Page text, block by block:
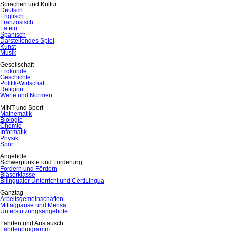
Sprachen und Kultur
Deutsch
Englisch
Französisch
Latein
Spanisch
Darstellendes Spiel
Kunst
Musik
Gesellschaft
Erdkunde
Geschichte
Politik-Wirtschaft
Religion
Werte und Normen
MINT und Sport
Mathematik
Biologie
Chemie
Informatik
Physik
Sport
Angebote
Schwerpunkte und Förderung
Fordern und Fördern
Bläserklasse
Bilingualer Unterricht und CertiLingua
Ganztag
Arbeitsgemeinschaften
Mittagpause und Mensa
Unterstützungsangebote
Fahrten und Austausch
Fahrtenprogramm